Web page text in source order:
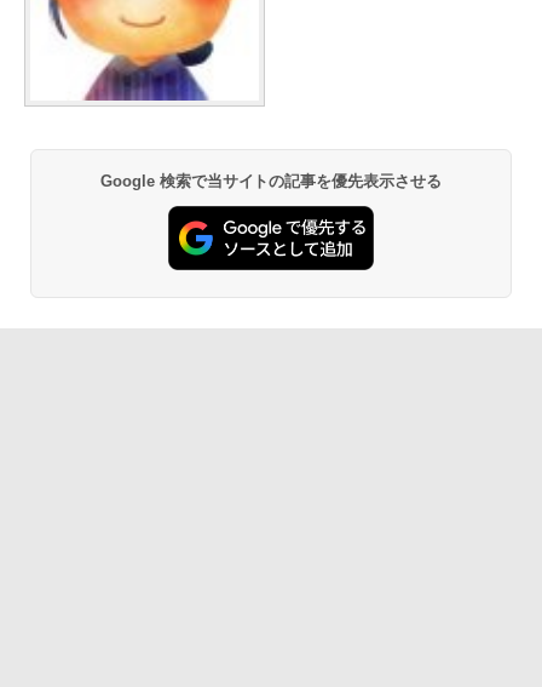
Google 検索で当サイトの記事を優先表示させる